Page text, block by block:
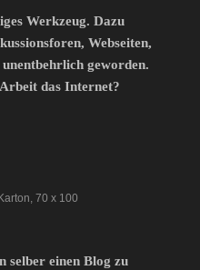
Werkzeug. Dazu
Webseiten,
geworden.
das Internet?
70 x 100
selber einen Blog zu